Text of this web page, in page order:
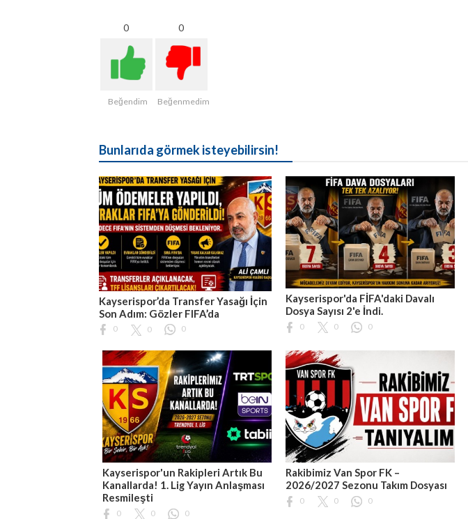
0
Beğendim
0
Beğenmedim
Bunlarıda görmek isteyebilirsin!
Kayserispor’da Transfer Yasağı İçin
Son Adım: Gözler FIFA’da
0 0 0
Kayserispor'da FİFA'daki Davalı
Dosya Sayısı 2'e İndi.
0 0 0
Kayserispor'un Rakipleri Artık Bu
Kanallarda! 1. Lig Yayın Anlaşması
Resmileşti
0 0 0
Rakibimiz Van Spor FK –
2026/2027 Sezonu Takım Dosyası
0 0 0